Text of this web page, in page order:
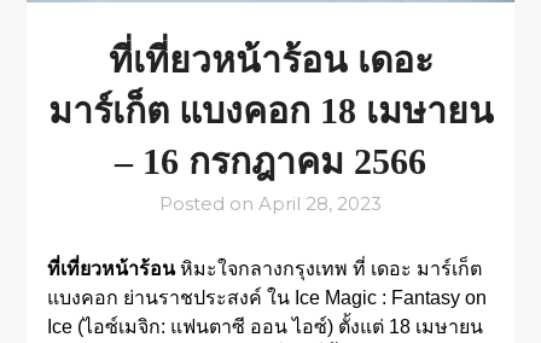
ที่เที่ยวหน้าร้อน เดอะ
มาร์เก็ต แบงคอก 18 เมษายน
– 16 กรกฎาคม 2566
Posted on April 28, 2023
ที่เที่ยวหน้าร้อนหิมะใจกลางกรุงเทพ ที่ เดอะ มาร์เก็ต
แบงคอก ย่านราชประสงค์ ใน Ice Magic : Fantasy on
Ice (ไอซ์เมจิก: แฟนตาซี ออน ไอซ์) ตั้งแต่ 18 เมษายน